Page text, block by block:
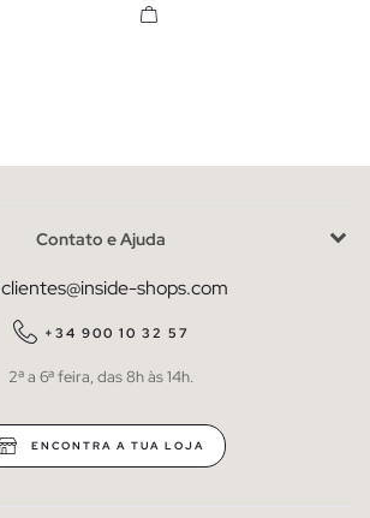
Contato e Ajuda
clientes@inside-shops.com
+34 900 10 32 57
2ª a 6ª feira, das 8h às 14h.
ENCONTRA A TUA LOJA